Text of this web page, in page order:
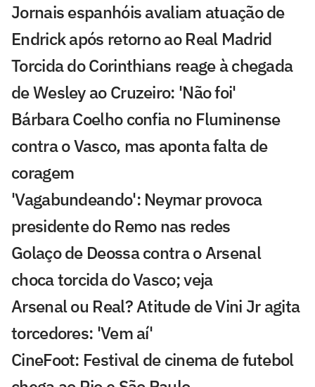
Jornais espanhóis avaliam atuação de
Endrick após retorno ao Real Madrid
Torcida do Corinthians reage à chegada
de Wesley ao Cruzeiro: 'Não foi'
Bárbara Coelho confia no Fluminense
contra o Vasco, mas aponta falta de
coragem
'Vagabundeando': Neymar provoca
presidente do Remo nas redes
Golaço de Deossa contra o Arsenal
choca torcida do Vasco; veja
Arsenal ou Real? Atitude de Vini Jr agita
torcedores: 'Vem aí'
CineFoot: Festival de cinema de futebol